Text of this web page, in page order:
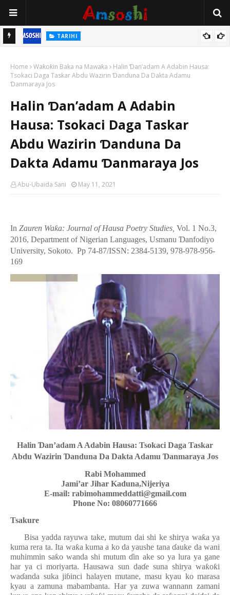
TARIHI
Mutane Ba Su Taba Ji Ba
Home Waƙoƙin Baka na Mawaƙa
Halin Ɗan’adam A Adabin Hausa:
Tsokaci Daga Taskar Abdu Wazirin Ɗanduna Da Dakta Adamu
Ɗanmaraya Jos
Halin Ɗan’adam A Adabin
Hausa: Tsokaci Daga Taskar
Abdu Wazirin Ɗanduna Da
Dakta Adamu Ɗanmaraya Jos
Abu-Ubaida Sani May 11, 2021
In Zauren Waƙa: Journal of Hausa Poetry Studies, Vol. 1 No.3,
2016, Department of Nigerian Languages, Usmanu Ɗanfodiyo
University, Sokoto. Pp 74-87/ISSN: 2384-5139, 978-978-956-
169
Halin Ɗan’adam A Adabin Hausa: Tsokaci Daga Taskar
Abdu Wazirin Ɗanduna Da Dakta Adamu Ɗanmaraya Jos
Rabi Mohammed
Jami’ar Jihar Kaduna,Nijeriya
E-mail: rabimohammeddatti@gmail.com
Phone No: 08060771666
Tsakure
Bisa yadda rayuwa take, mutum dai shi ke shirya waƙa ya
kuma rera ta. Ita waƙa kuma a ko da yaushe tanaɗauke da wani
muhimmin saƙo wanda shi mutumɗin ake so ya lura ya gane
har ya ci moriyarta. Hausawa sun daɗe suna shirya waƙoƙi
waɗanda suka jiɓinci halayen mutane, masu kyau ko marasa
kyau a zamuna mabambanta. Har ya zuwa wannann zamani